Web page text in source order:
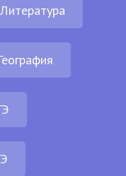
Литература